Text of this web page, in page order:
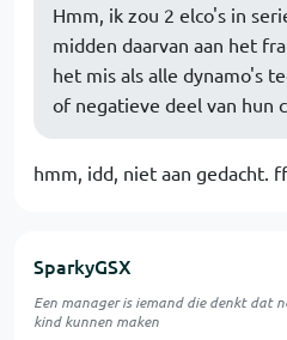
Hmm, ik zou 2 elco's in
midden daarvan aan het
het mis als alle dynamo's
of negatieve deel van hun
hmm, idd, niet aan gedacht.
SparkyGSX
Een manager is iemand die denkt dat
kind kunnen maken